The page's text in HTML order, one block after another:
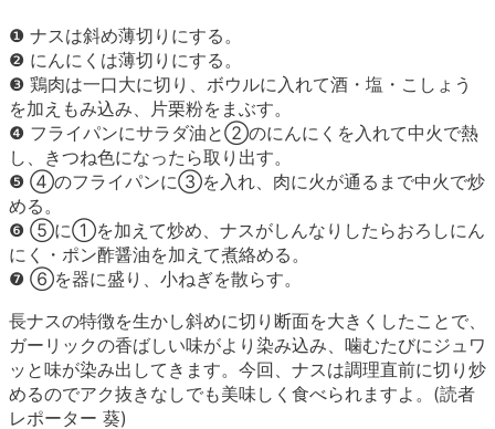
❶ ナスは斜め薄切りにする。
❷ にんにくは薄切りにする。
❸ 鶏肉は一口大に切り、ボウルに入れて酒・塩・こしょう
を加えもみ込み、片栗粉をまぶす。
❹ フライパンにサラダ油と②のにんにくを入れて中火で熱
し、きつね色になったら取り出す。
❺ ④のフライパンに③を入れ、肉に火が通るまで中火で炒
める。
❻ ⑤に①を加えて炒め、ナスがしんなりしたらおろしにん
にく・ポン酢醤油を加えて煮絡める。
❼ ⑥を器に盛り、小ねぎを散らす。
長ナスの特徴を生かし斜めに切り断面を大きくしたことで、
ガーリックの香ばしい味がより染み込み、噛むたびにジュワ
ッと味が染み出してきます。今回、ナスは調理直前に切り炒
めるのでアク抜きなしでも美味しく食べられますよ。(読者
レポーター 葵)